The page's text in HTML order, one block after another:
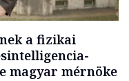
a fizikai
magyar mérnöke